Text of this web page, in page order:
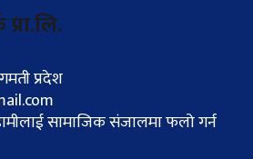
प्रदेश
सामाजिक संजालमा फलो गर्न